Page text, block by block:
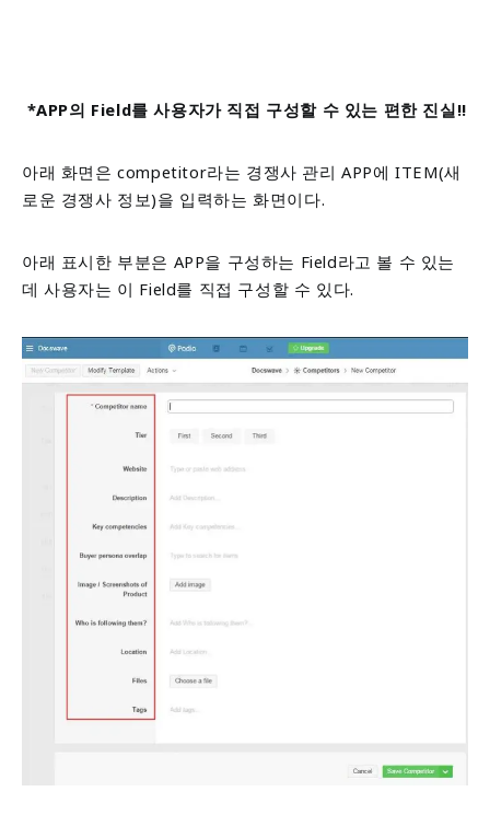
*APP의 Field를 사용자가 직접 구성할 수 있는 편한 진실!!
아래 화면은 competitor라는 경쟁사 관리 APP에 ITEM(새
로운 경쟁사 정보)을 입력하는 화면이다.
아래 표시한 부분은 APP을 구성하는 Field라고 볼 수 있는
데 사용자는 이 Field를 직접 구성할 수 있다.